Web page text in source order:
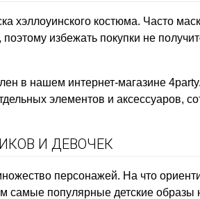
хэллоуинского костюма. Часто
избежать покупки не
в нашем интернет-магазине
элементов и аксессуаров,
И ДЕВОЧЕК
персонажей. На что
самые популярные детские образы